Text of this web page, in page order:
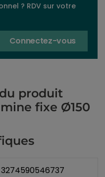
? RDV sur votre
Connectez-vous
produit
fixe Ø150
3274590546737